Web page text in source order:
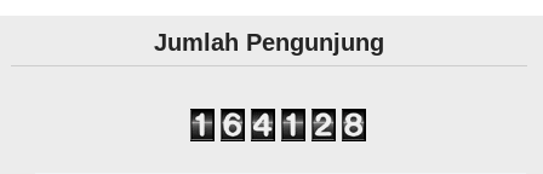
Jumlah Pengunjung